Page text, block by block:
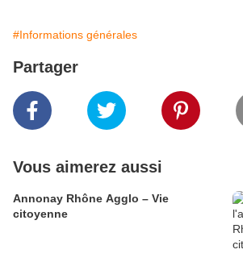
#Informations générales
Partager
Vous aimerez aussi
Annonay Rhône Agglo – Vie
citoyenne